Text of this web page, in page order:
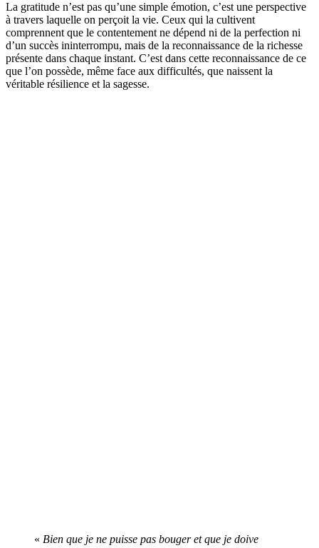
La gratitude n’est pas qu’une simple émotion, c’est une perspective
à travers laquelle on perçoit la vie. Ceux qui la cultivent
comprennent que le contentement ne dépend ni de la perfection ni
d’un succès ininterrompu, mais de la reconnaissance de la richesse
présente dans chaque instant. C’est dans cette reconnaissance de ce
que l’on possède, même face aux difficultés, que naissent la
véritable résilience et la sagesse.
« Bien que je ne puisse pas bouger et que je doive